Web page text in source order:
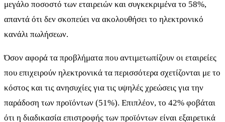
μεγάλο ποσοστό των εταιρειών και συγκεκριμένα το 58%,
απαντά ότι δεν σκοπεύει να ακολουθήσει το ηλεκτρονικό
κανάλι πωλήσεων.
Όσον αφορά τα προβλήματα που αντιμετωπίζουν οι εταιρείες
που επιχειρούν ηλεκτρονικά τα περισσότερα σχετίζονται με το
κόστος και τις ανησυχίες για τις υψηλές χρεώσεις για την
παράδοση των προϊόντων (51%). Επιπλέον, το 42% φοβάται
ότι η διαδικασία επιστροφής των προϊόντων είναι εξαιρετικά